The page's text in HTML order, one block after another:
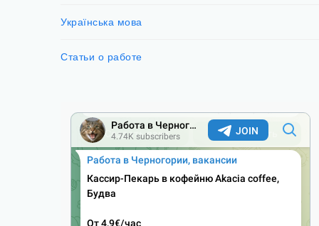
Українська мова
Статьи о работе